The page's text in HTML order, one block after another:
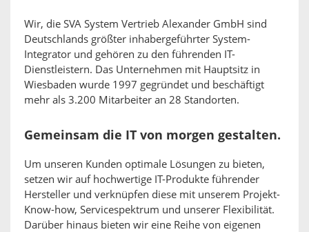
Wir, die SVA System Vertrieb Alexander GmbH sind
Deutschlands größter inhabergeführter System-
Integrator und gehören zu den führenden IT-
Dienstleistern. Das Unternehmen mit Hauptsitz in
Wiesbaden wurde 1997 gegründet und beschäftigt
mehr als 3.200 Mitarbeiter an 28 Standorten.
Gemeinsam die IT von morgen gestalten.
Um unseren Kunden optimale Lösungen zu bieten,
setzen wir auf hochwertige IT-Produkte führender
Hersteller und verknüpfen diese mit unserem Projekt-
Know-how, Servicespektrum und unserer Flexibilität.
Darüber hinaus bieten wir eine Reihe von eigenen